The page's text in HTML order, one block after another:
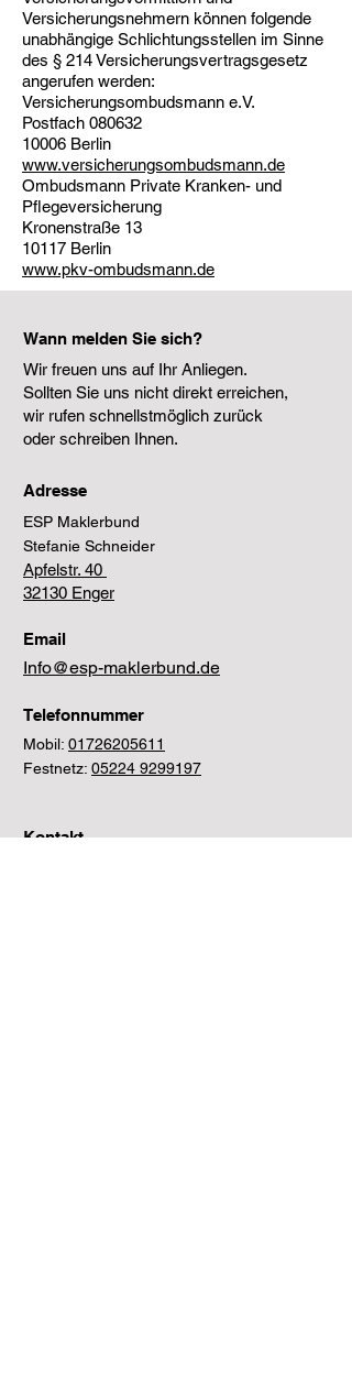
Versicherungsnehmern können folgende
unabhängige Schlichtungsstellen im Sinne
des § 214 Versicherungsvertragsgesetz
angerufen werden:
Versicherungsombudsmann e.V.
Postfach 080632
10006 Berlin
www.versicherungsombudsmann.de
Ombudsmann Private Kranken- und
Pflegeversicherung
Kronenstraße 13
10117 Berlin
www.pkv-ombudsmann.de
Wann melden Sie sich?
Wir freuen uns auf Ihr Anliegen.
Sollten Sie uns nicht direkt erreichen,
wir rufen schnellstmöglich zurück
oder schreiben Ihnen.
Adresse
ESP Maklerbund
Stefanie Schneider
Apfelstr. 40
32130 Enger
Email
Info@esp-maklerbund.de
Telefonnummer
Mobil: 01726205611
Festnetz: 05224 9299197
Kontakt